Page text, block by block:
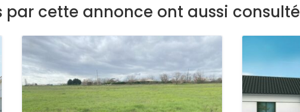
par cette annonce ont aussi consulté